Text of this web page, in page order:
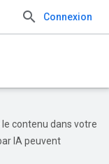
Connexion
contenu dans votre
IA peuvent